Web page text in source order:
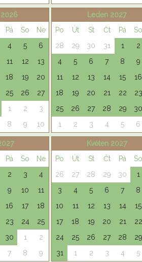
Pá So
Ne
4 5
6
11 12
13
18 19
20
25 26
27
1 2
3
8 9 10
Leden 2027
Po
Út St Čt Pá
So
28
29 30 31 1
2
4
5 6 7 8
9
11
12 13 14 15
16
18
19 20 21 22
23
25
26 27 28 29
30
1
2 3 4 5 6
Pá So
Ne
2 3
4
9 10
11
16 17
18
23 24
25
30 1
2
7 8 9
Květen 2027
Po
Út St Čt Pá
So
26
27 28 29 30
1
3
4 5 6 7
8
10
11 12 13 14
15
17
18 19 20 21
22
24
25 26 27 28
29
31
1 2 3 4 5